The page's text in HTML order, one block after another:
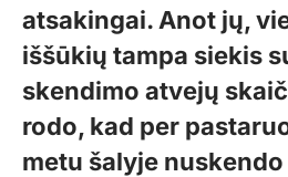
atsakingai. Anot jų,
iššūkių tampa siekis
skendimo atvejų
rodo, kad per
metu šalyje nuskendo